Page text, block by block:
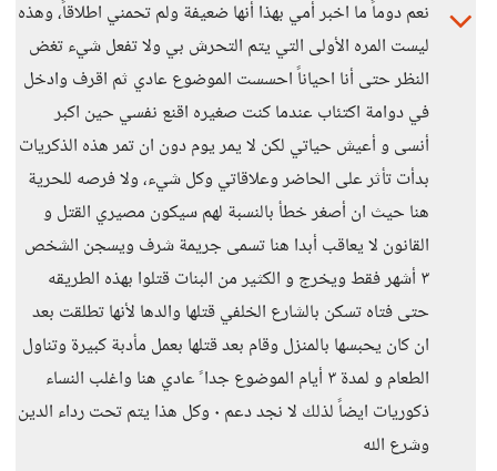
نعم دوماً ما اخبر أمي بهذا أنها ضعيفة ولم تحمني اطلاقاً، وهذه
ليست المره الأولى التي يتم التحرش بي ولا تفعل شيء تغض
النظر حتى أنا احياناً احسست الموضوع عادي ثم اقرف وادخل
في دوامة اكتئاب عندما كنت صغيره اقنع نفسي حين اكبر
أنسى و أعيش حياتي لكن لا يمر يوم دون ان تمر هذه الذكريات
بدأت تأثر على الحاضر وعلاقاتي وكل شيء، ولا فرصه للحرية
هنا حيث ان أصغر خطأ بالنسبة لهم سيكون مصيري القتل و
القانون لا يعاقب أبدا هنا تسمى جريمة شرف ويسجن الشخص
٣ أشهر فقط ويخرج و الكثير من البنات قتلوا بهذه الطريقه
حتى فتاه تسكن بالشارع الخلفي قتلها والدها لأنها تطلقت بعد
ان كان يحبسها بالمنزل وقام بعد قتلها بعمل مأدبة كبيرة وتناول
الطعام و لمدة ٣ أيام الموضوع جدا ً عادي هنا واغلب النساء
ذكوريات ايضاً لذلك لا نجد دعم ٠ وكل هذا يتم تحت رداء الدين
وشرع الله